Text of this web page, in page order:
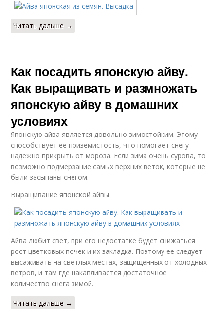
Читать дальше →
Как посадить японскую айву.
Как выращивать и размножать
японскую айву в домашних
условиях
Японскую айва является довольно зимостойким. Этому
способствует её приземистость, что помогает снегу
надежно прикрыть от мороза. Если зима очень сурова, то
возможно подмерзание самых верхних веток, которые не
были засыпаны снегом.
Выращивание японской айвы
Айва любит свет, при его недостатке будет снижаться
рост цветковых почек и их закладка. Поэтому ее следует
высаживать на светлых местах, защищенных от холодных
ветров, и там где накапливается достаточное
количество снега зимой.
Читать дальше →